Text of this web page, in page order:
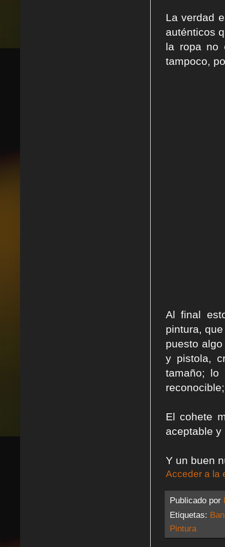
La verdad
auténticos
la ropa no
tampoco,
Al final
pintura,
puesto
y pistola,
tamaño; lo
El cohete
aceptable
Y un buen
Acceder a la
Publicado por
Etiquetas:
Pintura